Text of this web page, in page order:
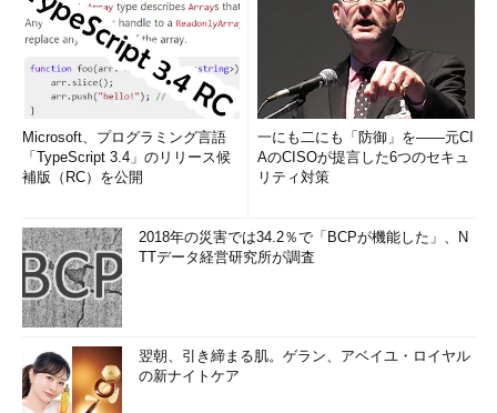
Microsoft、プログラミング言語
「TypeScript 3.4」のリリース候
補版（RC）を公開
一にも二にも「防御」を――元CI
AのCISOが提言した6つのセキュ
リティ対策
2018年の災害では34.2％で「BCPが機能した」、N
TTデータ経営研究所が調査
翌朝、引き締まる肌。ゲラン、アベイユ・ロイヤル
の新ナイトケア